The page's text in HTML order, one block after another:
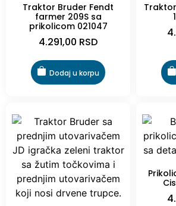
Traktor Bruder Fendt
farmer 209S sa
prikolicom 021047
4.291,00 RSD
Dodaj u korpu